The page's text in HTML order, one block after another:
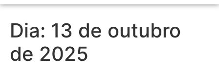
Dia: 13 de outubro
de 2025